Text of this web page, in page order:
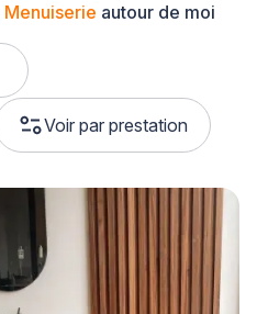
Menuiserie autour de moi
Voir par prestation